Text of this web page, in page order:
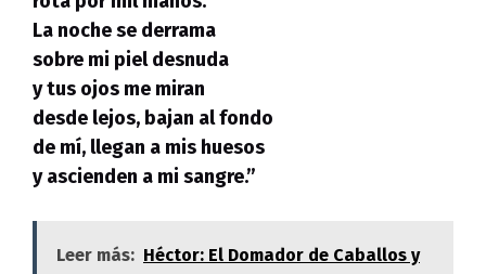
La noche se derrama
sobre mi piel desnuda
y tus ojos me miran
desde lejos, bajan al fondo
de mí, llegan a mis huesos
y ascienden a mi sangre.”
Leer más: Héctor: El Domador de Caballos y